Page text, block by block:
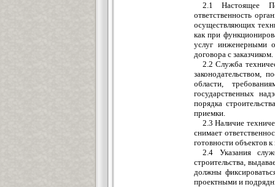
2.1 Настоящее
ответственность
осуществляющих
как при
услуг инженерными
договора с заказчиком.
2.2 Служба
законодательством,
области,
государственных
порядка
приемки.
2.3 Наличие
снимает
готовности объектов
2.4 Указания
строительства,
должны
проектными и